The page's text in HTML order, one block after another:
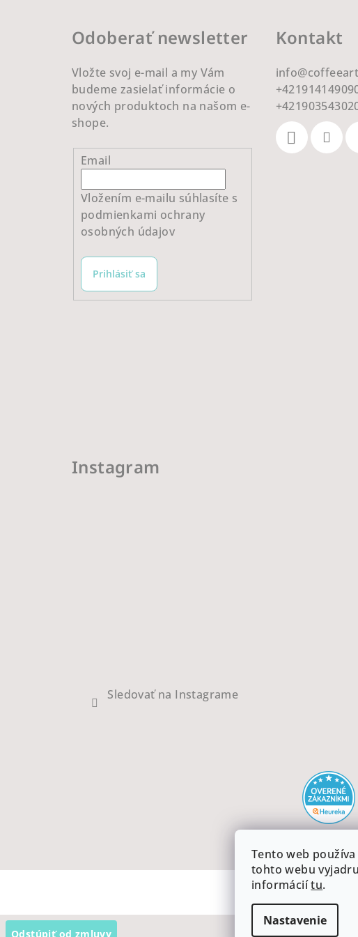
Tento web
tohto webu
informáciítu.
Nastavenie
Odoberať newsletter
Vložte svoj e-mail a my Vám
budeme zasielať informácie o
nových produktoch na našom e-
shope.
Email
Vložením e-mailu súhlasíte s
podmienkami ochrany
osobných údajov
Prihlásiť sa
Kontakt
info@
Instagram
Sledovať na Instagrame
Odstúpiť od zmluvy